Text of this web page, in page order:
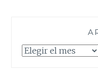
Archivos